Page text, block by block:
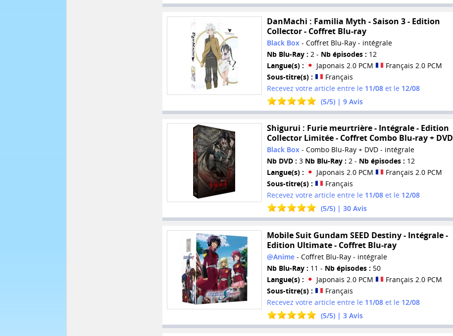
DanMachi : Familia Myth - Saison 3 - Edition
Collector - Coffret Blu-ray
Black Box - Coffret Blu-Ray - intégrale
Nb Blu-Ray : 2 - Nb épisodes : 12
Langue(s) :
Japonais 2.0 PCM
Français 2.0 PCM
Sous-titre(s) :
Français
Recevez votre article entre le 11/08et le 12/08
(5/5) | 9Avis
Shigurui : Furie meurtrière - Intégrale - Edition
Collector Limitée - Coffret Combo Blu-ray + DVD
Black Box- Combo Blu-Ray + DVD - intégrale
Nb DVD : 3 Nb Blu-Ray : 2 - Nb épisodes : 12
Langue(s) :
Japonais 2.0 PCM
Français 2.0 PCM
Sous-titre(s) :
Français
Recevez votre article entre le 11/08et le 12/08
(5/5) | 30Avis
Mobile Suit Gundam SEED Destiny - Intégrale -
Edition Ultimate - Coffret Blu-ray
@Anime- Coffret Blu-Ray - intégrale
Nb Blu-Ray : 11 - Nb épisodes : 50
Langue(s) :
Japonais 2.0 PCM
Français 2.0 PCM
Sous-titre(s) :
Français
Recevez votre article entre le 11/08et le 12/08
(5/5) | 3Avis